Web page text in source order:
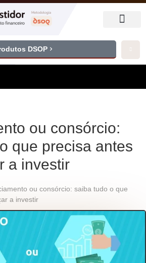
DSOP
ou consórcio:
que precisa antes
a investir
ou consórcio: saiba tudo o que
a investir